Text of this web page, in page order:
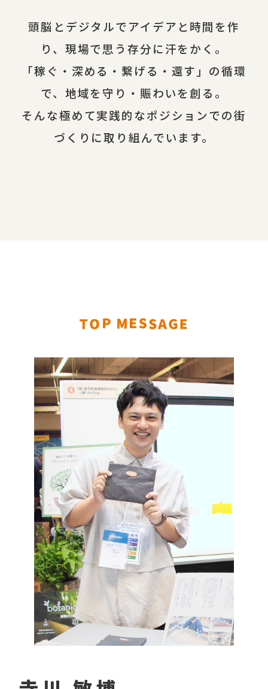
頭脳とデジタルでアイデアと時間を作
り、現場で思う存分に汗をかく。
「稼ぐ・深める・繋げる・還す」の循環
で、地域を守り・賑わいを創る。
そんな極めて実践的なポジションでの街
づくりに取り組んでいます。